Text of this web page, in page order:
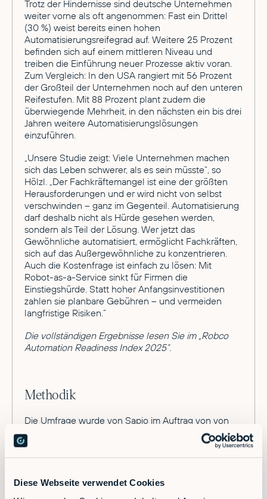
Diese Webseite verwendet Cookies
Trotz der Hindernisse sind deutsche Unternehmen
weiter vorne als oft angenommen: Fast ein Drittel
(30 %) weist bereits einen hohen
Automatisierungsreifegrad auf. Weitere 25 Prozent
befinden sich auf einem mittleren Niveau und
treiben die Einführung neuer Prozesse aktiv voran.
Zum Vergleich: In den USA rangiert mit 56 Prozent
der Großteil der Unternehmen noch auf den unteren
Reifestufen. Mit 88 Prozent plant zudem die
überwiegende Mehrheit, in den nächsten ein bis drei
Jahren weitere Automatisierungslösungen
einzuführen.
„Unsere Studie zeigt: Viele Unternehmen machen
sich das Leben schwerer, als es sein müsste“, so
Hölzl. „Der Fachkräftemangel ist eine der größten
Herausforderungen und er wird nicht von selbst
verschwinden – ganz im Gegenteil. Automatisierung
darf deshalb nicht als Hürde gesehen werden,
sondern als Teil der Lösung. Wer jetzt das
Gewöhnliche automatisiert, ermöglicht Fachkräften,
sich auf das Außergewöhnliche zu konzentrieren.
Auch die Kostenfrage ist einfach zu lösen: Mit
Robot-as-a-Service sinkt für Firmen die
Einstiegshürde. Statt hoher Anfangsinvestitionen
zahlen sie planbare Gebühren – und vermeiden
langfristige Risiken.“
Die vollständigen Ergebnisse lesen Sie im „Robco
Automation Readiness Index 2025“.
Methodik
Die Umfrage wurde von Sapio im Auftrag von von
RobCo im August 2025 in Deutschland und den
USA durchgeführt. Dabei wurden insgesamt 250
Entscheidungsträger in Deutschland befragt, die
und maschinellen Prozessen in ihrem Unternehmen